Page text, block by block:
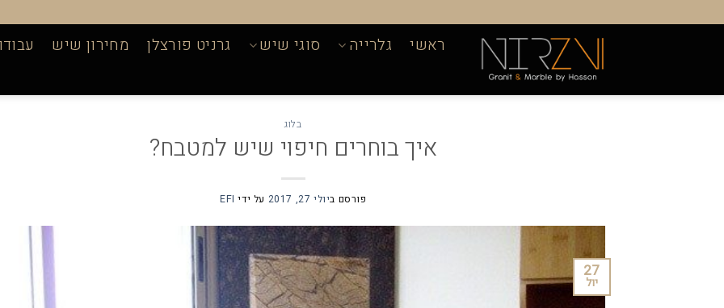
ראשי גלרייה סוגי שיש גרניט פורצלן מחירון שיש
בלוג
איך בוחרים חיפוי שיש למטבח?
פורסם ביולי 27, 2017 על ידי EFI
27
יול